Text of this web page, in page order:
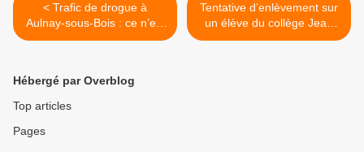
< Trafic de drogue à
Aulnay-sous-Bois : ce n’est
pas encore comme à
Tentative d’enlèvement sur
un élève du collège Jean
Jaurès à Villepinte >
Hébergé par Overblog
Top articles
Pages